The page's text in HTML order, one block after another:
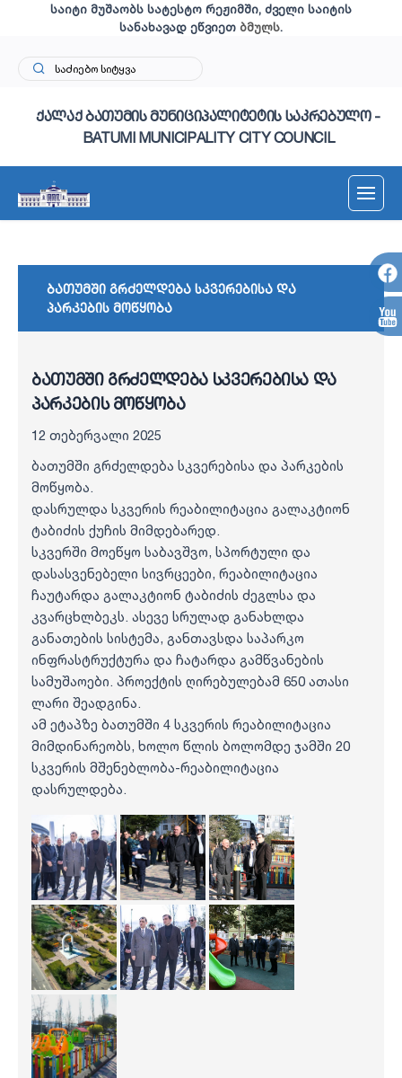
საიტი მუშაობს სატესტო რეჟიმში, ძველი საიტის
სანახავად ეწვიეთ ბმულს.
ქალაქ ბათუმის მუნიციპალიტეტის საკრებულო -
BATUMI MUNICIPALITY CITY COUNCIL
ბათუმში გრძელდება სკვერებისა და
პარკების მოწყობა
ბათუმში გრძელდება სკვერებისა და
პარკების მოწყობა
12 თებერვალი 2025
ბათუმში გრძელდება სკვერებისა და პარკების
მოწყობა.
დასრულდა სკვერის რეაბილიტაცია გალაკტიონ
ტაბიძის ქუჩის მიმდებარედ.
სკვერში მოეწყო საბავშვო, სპორტული და
დასასვენებელი სივრცეები, რეაბილიტაცია
ჩაუტარდა გალაკტიონ ტაბიძის ძეგლსა და
კვარცხლბეკს. ასევე სრულად განახლდა
განათების სისტემა, განთავსდა საპარკო
ინფრასტრუქტურა და ჩატარდა გამწვანების
სამუშაოები. პროექტის ღირებულებამ 650 ათასი
ლარი შეადგინა.
ამ ეტაპზე ბათუმში 4 სკვერის რეაბილიტაცია
მიმდინარეობს, ხოლო წლის ბოლომდე ჯამში 20
სკვერის მშენებლობა-რეაბილიტაცია
დასრულდება.